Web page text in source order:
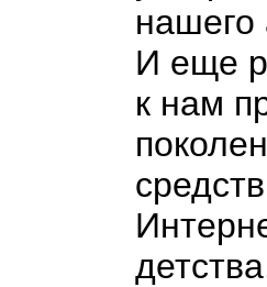
нашего
И еще
к нам